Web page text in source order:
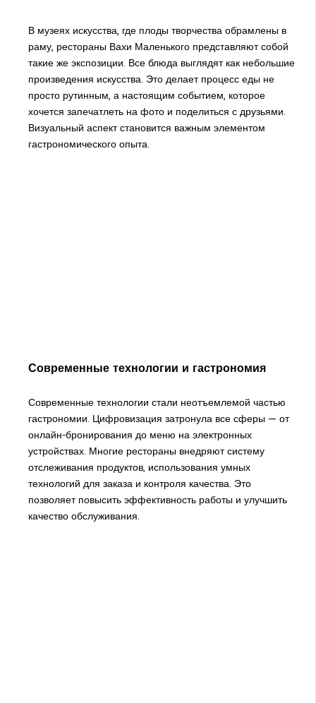
В музеях искусства, где плоды творчества обрамлены в
раму, рестораны Вахи Маленького представляют собой
такие же экспозиции. Все блюда выглядят как небольшие
произведения искусства. Это делает процесс еды не
просто рутинным, а настоящим событием, которое
хочется запечатлеть на фото и поделиться с друзьями.
Визуальный аспект становится важным элементом
гастрономического опыта.
Современные технологии и гастрономия
Современные технологии стали неотъемлемой частью
гастрономии. Цифровизация затронула все сферы — от
онлайн-бронирования до меню на электронных
устройствах. Многие рестораны внедряют систему
отслеживания продуктов, использования умных
технологий для заказа и контроля качества. Это
позволяет повысить эффективность работы и улучшить
качество обслуживания.